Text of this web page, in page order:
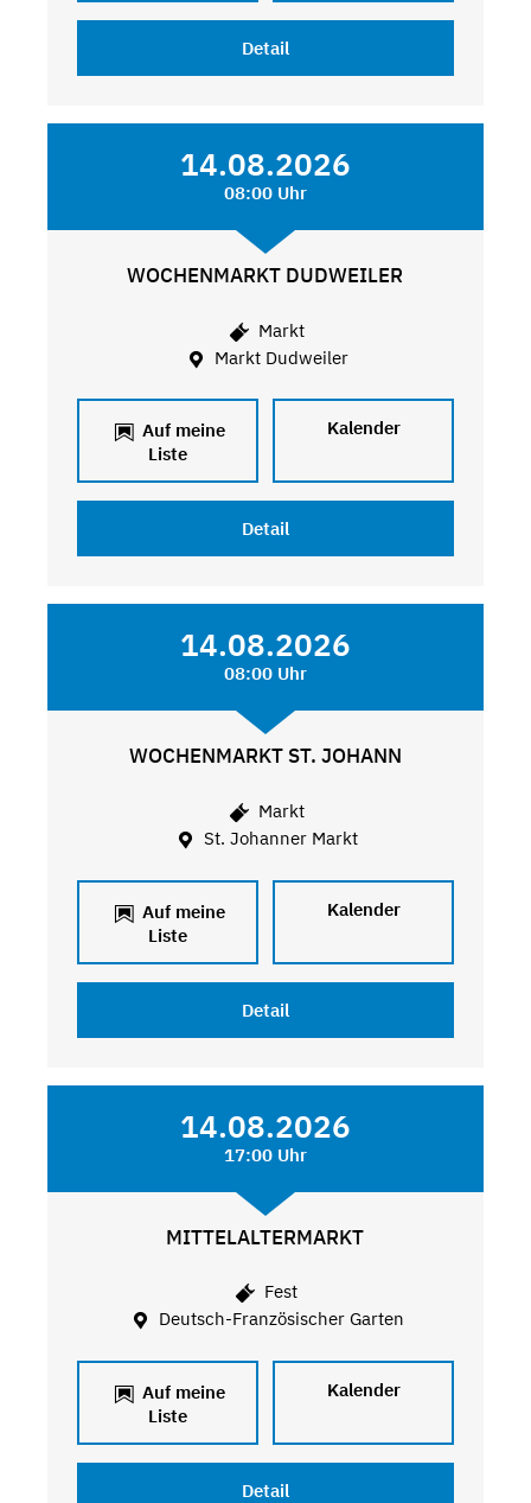
Detail
14.08.2026
08:00 Uhr
WOCHENMARKT DUDWEILER
Markt
Markt Dudweiler
Auf meine
Liste
Kalender
Detail
14.08.2026
08:00 Uhr
WOCHENMARKT ST. JOHANN
Markt
St. Johanner Markt
Auf meine
Liste
Kalender
Detail
14.08.2026
17:00 Uhr
MITTELALTERMARKT
Fest
Deutsch-Französischer Garten
Auf meine
Liste
Kalender
Detail